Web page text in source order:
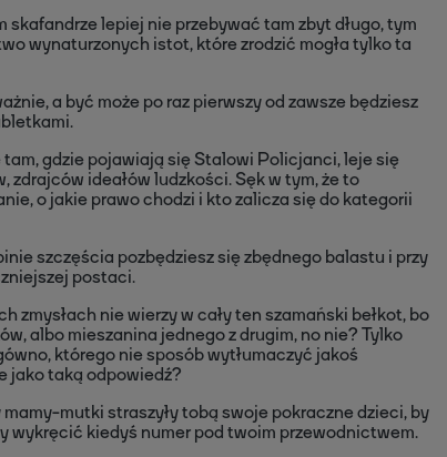
lepiej nie przebywać tam zbyt długo, tym
wynaturzonych istot, które zrodzić mogła tylko ta
a być może po raz pierwszy od zawsze będziesz
gdzie pojawiają się Stalowi Policjanci, leje się
zdrajców ideałów ludzkości. Sęk w tym, że to
o jakie prawo chodzi i kto zalicza się do kategorii
szczęścia pozbędziesz się zbędnego balastu i przy
postaci.
zmysłach nie wierzy w cały ten szamański bełkot, bo
albo mieszanina jednego z drugim, no nie? Tylko
którego nie sposób wytłumaczyć jakoś
jako taką odpowiedź?
mutki straszyły tobą swoje pokraczne dzieci, by
wykręcić kiedyś numer pod twoim przewodnictwem.